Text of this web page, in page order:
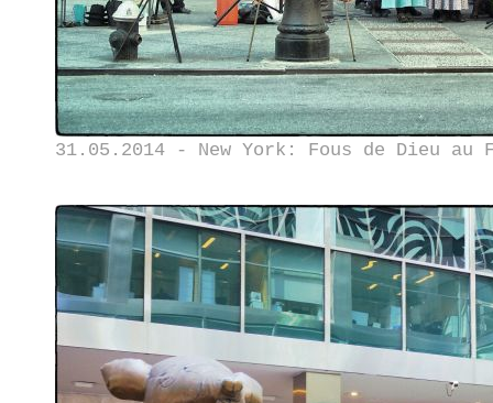
31.05.2014 - New York: Fous de Dieu